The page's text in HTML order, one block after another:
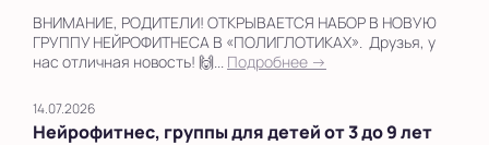
ВНИМАНИЕ, РОДИТЕЛИ! ОТКРЫВАЕТСЯ НАБОР В НОВУЮ
ГРУППУ НЕЙРОФИТНЕСА В «ПОЛИГЛОТИКАХ». Друзья, у
нас отличная новость! 🙌... Подробнее →
14.07.2026
Нейрофитнес, группы для детей от 3 до 9 лет